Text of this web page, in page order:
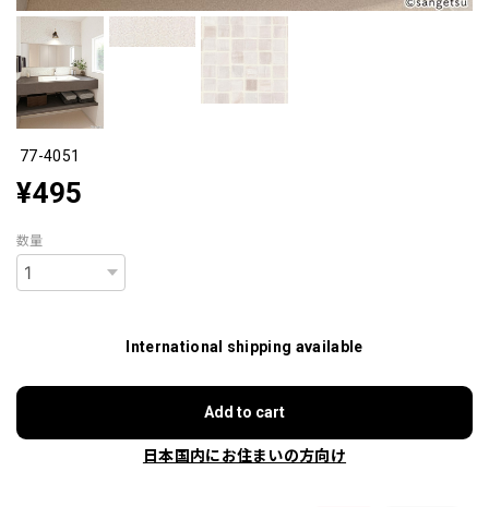
77-4051
¥495
数量
International shipping available
Add to cart
日本国内にお住まいの方向け